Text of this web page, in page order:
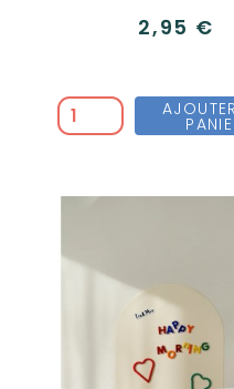
2,95 €